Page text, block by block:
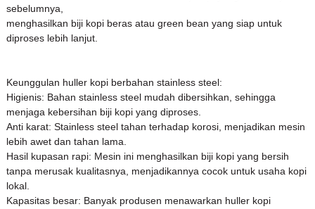
sebelumnya,
menghasilkan biji kopi beras atau green bean yang siap untuk
diproses lebih lanjut.
Keunggulan huller kopi berbahan stainless steel:
Higienis: Bahan stainless steel mudah dibersihkan, sehingga
menjaga kebersihan biji kopi yang diproses.
Anti karat: Stainless steel tahan terhadap korosi, menjadikan mesin
lebih awet dan tahan lama.
Hasil kupasan rapi: Mesin ini menghasilkan biji kopi yang bersih
tanpa merusak kualitasnya, menjadikannya cocok untuk usaha kopi
lokal.
Kapasitas besar: Banyak produsen menawarkan huller kopi